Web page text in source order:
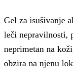
Gel za isušivanje
leči nepravilnosti,
neprimetan na
obzira na njenu